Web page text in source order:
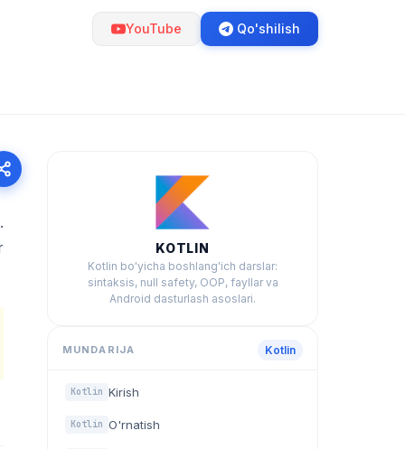
YouTube Qo'shilish
KOTLIN
Kotlin bo'yicha boshlang'ich darslar:
sintaksis, null safety, OOP, fayllar va
Android dasturlash asoslari.
MUNDARIJA Kotlin
Kotlin Kirish
Kotlin O'rnatish